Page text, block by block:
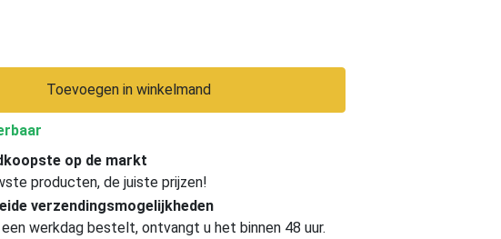
Toevoegen in winkelmand
op de markt
producten, de juiste prijzen!
verzendingsmogelijkheden
werkdag bestelt, ontvangt u het binnen 48 uur.